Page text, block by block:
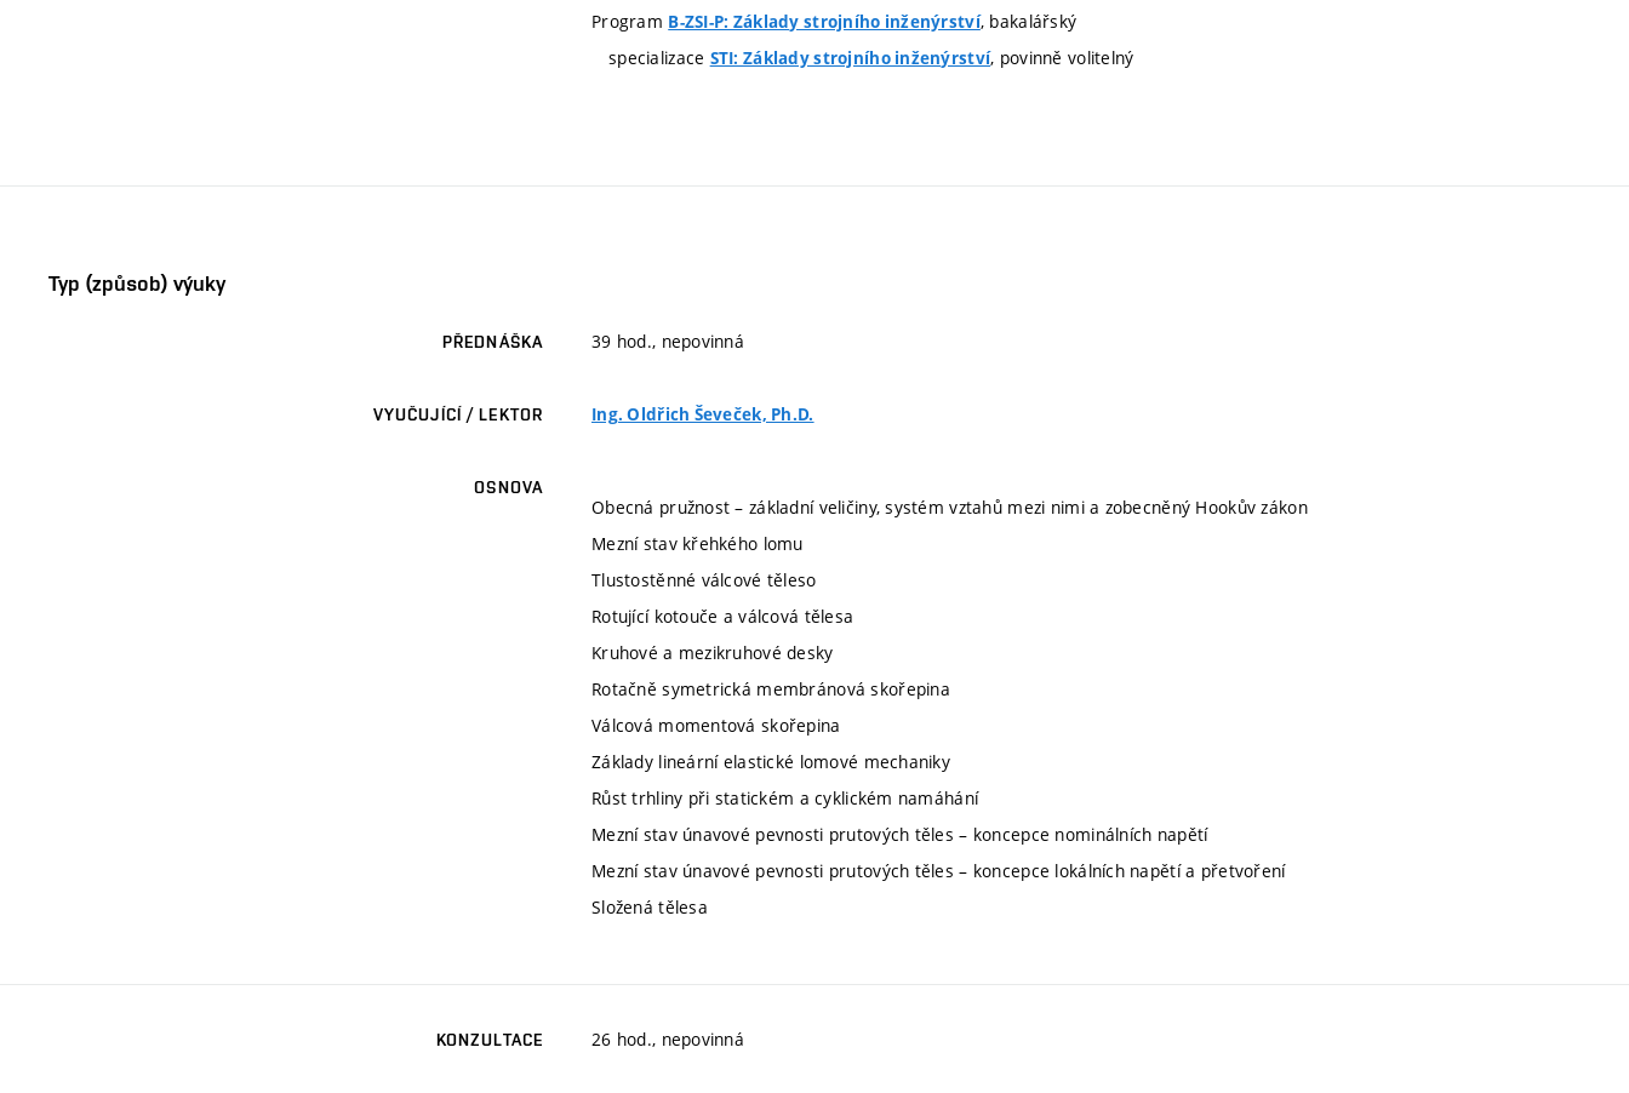
Program B-ZSI-P: Základy strojního inženýrství, bakalářský
specializace STI: Základy strojního inženýrství, povinně volitelný
Typ (způsob) výuky
PŘEDNÁŠKA 39 hod., nepovinná
VYUČUJÍCÍ / LEKTOR Ing. Oldřich Ševeček, Ph.D.
OSNOVA
Obecná pružnost – základní veličiny, systém vztahů mezi nimi a zobecněný Hookův zákon
Mezní stav křehkého lomu
Tlustostěnné válcové těleso
Rotující kotouče a válcová tělesa
Kruhové a mezikruhové desky
Rotačně symetrická membránová skořepina
Válcová momentová skořepina
Základy lineární elastické lomové mechaniky
Růst trhliny při statickém a cyklickém namáhání
Mezní stav únavové pevnosti prutových těles – koncepce nominálních napětí
Mezní stav únavové pevnosti prutových těles – koncepce lokálních napětí a přetvoření
Složená tělesa
KONZULTACE 26 hod., nepovinná